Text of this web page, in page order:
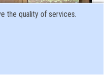
the quality of services.